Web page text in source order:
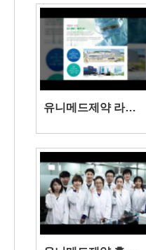
유니메드제약 라디